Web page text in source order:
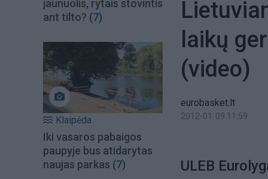
jaunuolis, rytais stovintis
ant tilto? (7)
Klaipėda
Iki vasaros pabaigos
paupyje bus atidarytas
naujas parkas (7)
laikų
(video)
eurobasket.lt
2012-01-09 11:59
ULEB